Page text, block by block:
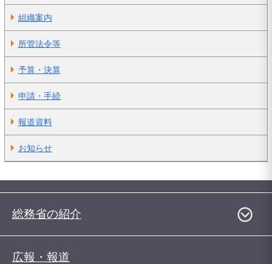
組織案内
所管法令等
予算・決算
申請・手続
報道資料
お知らせ
総務省の紹介
広報・報道